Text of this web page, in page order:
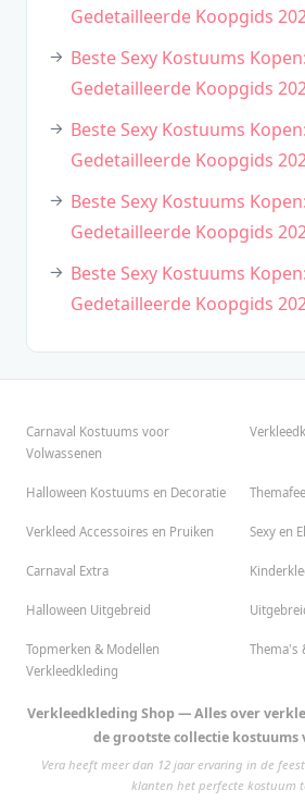
Gedetailleerde Koopgids
Beste Sexy Kostuums
Gedetailleerde Koopgids
Beste Sexy Kostuums
Gedetailleerde Koopgids
Beste Sexy Kostuums
Gedetailleerde Koopgids
Beste Sexy Kostuums
Gedetailleerde Koopgids
Carnaval Kostuums voor
Volwassenen
Halloween Kostuums en Decoratie
Verkleed Accessoires en Pruiken Sexy en
Carnaval Extra
Halloween Uitgebreid
Topmerken & Modellen
Verkleedkleding
Thema's
Verkleedkleding Shop — Alles over
de grootste collectie kostuums
Vera heeft meer dan 12 jaar ervaring in de
klanten het perfecte kostuum